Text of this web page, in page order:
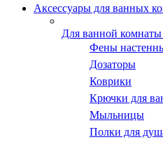
Аксессуары для ванных
Для ванной комнаты
Фены
Дозаторы
Коврики
Крючки для
Мыльницы
Полки для